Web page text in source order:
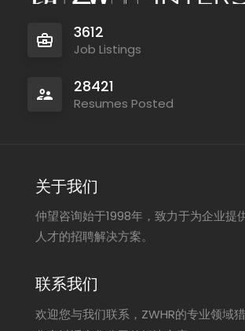
3612
Job Listings
28421
Resumes Posted
关于我们
仲望咨询始于1998年，致力于为企业提
人才的招聘解决方案。
联系我们
欢迎您与我们联系，ZWHR的专业领域